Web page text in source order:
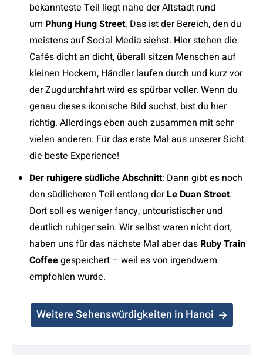
bekannteste Teil liegt nahe der Altstadt rund
um Phung Hung Street. Das ist der Bereich, den du
meistens auf Social Media siehst. Hier stehen die
Cafés dicht an dicht, überall sitzen Menschen auf
kleinen Hockern, Händler laufen durch und kurz vor
der Zugdurchfahrt wird es spürbar voller. Wenn du
genau dieses ikonische Bild suchst, bist du hier
richtig. Allerdings eben auch zusammen mit sehr
vielen anderen. Für das erste Mal aus unserer Sicht
die beste Experience!
Der ruhigere südliche Abschnitt: Dann gibt es noch
den südlicheren Teil entlang derLe Duan Street.
Dort soll es weniger fancy, untouristischer und
deutlich ruhiger sein. Wir selbst waren nicht dort,
haben uns für das nächste Mal aber das Ruby Train
Coffeegespeichert – weil es von irgendwem
empfohlen wurde.
Weitere Sehenswürdigkeiten in Hanoi